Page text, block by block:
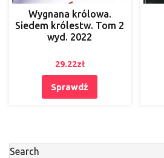
Wygnana królowa.
Siedem królestw. Tom 2
wyd. 2022
29.22zł
Sprawdź
Search